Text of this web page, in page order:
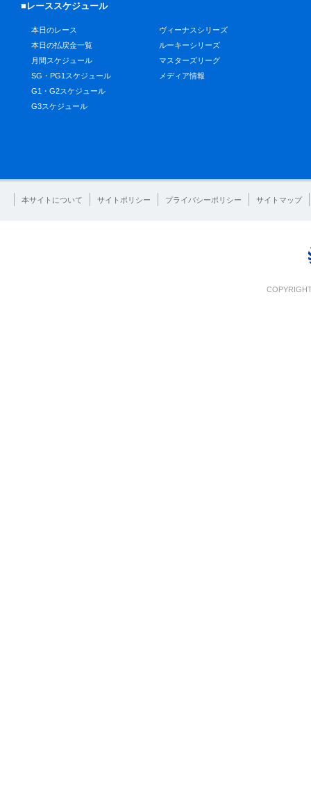
■レーススケジュール
本日のレース
本日の払戻金一覧
月間スケジュール
SG・PG1スケジュール
G1・G2スケジュール
G3スケジュール
ヴィーナスシリーズ
ルーキーシリーズ
マスターズリーグ
メディア情報
本サイトについて サイトポリシー プライバシーポリシー サイトマップ